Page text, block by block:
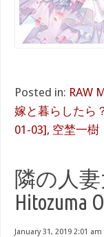
Posted in: RAW
嫁と暮らしたら
01-03], 空埜一樹
隣の人妻
Hitozuma
January 31, 2019 2:01 am